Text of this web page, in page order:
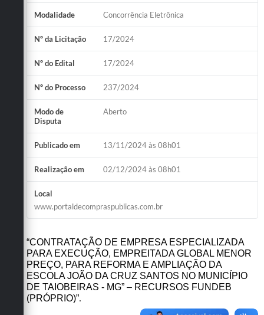
Conselho Tutelar.
Carta de Serviços
Obras
Emprega
Galeria de Fotos
Galeria de Vídeos
Serviços Online
Enquete
Links
Contato
Sala M. do Empreendedor
Secretarias
Modalidade Concorrência Eletrônica
Nº da Licitação 17/2024
Nº do Edital 17/2024
Nº do Processo 237/2024
Modo de
Disputa
Aberto
Publicado em 13/11/2024 às 08h01
Realização em 02/12/2024 às 08h01
Local
www.portaldecompraspublicas.com.br
“CONTRATAÇÃO DE EMPRESA ESPECIALIZADA
PARA EXECUÇÃO, EMPREITADA GLOBAL MENOR
PREÇO, PARA REFORMA E AMPLIAÇÃO DA
ESCOLA JOÃO DA CRUZ SANTOS NO MUNICÍPIO
DE TAIOBEIRAS - MG” – RECURSOS FUNDEB
(PRÓPRIO)”.